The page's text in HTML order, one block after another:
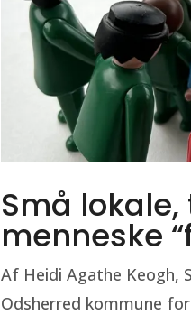
Små
menneske
Af Heidi Agathe
Odsherred kommune